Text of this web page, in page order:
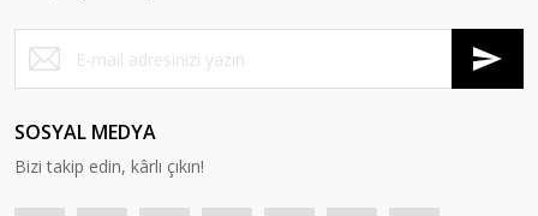
SOSYAL MEDYA
Bizi takip edin, kârlı çıkın!